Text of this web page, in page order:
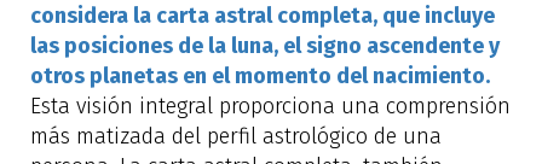
considera la carta astral completa, que incluye
las posiciones de la luna, el signo ascendente y
otros planetas en el momento del nacimiento.
Esta visión integral proporciona una comprensión
más matizada del perfil astrológico de una